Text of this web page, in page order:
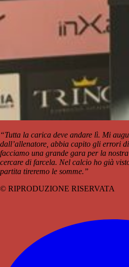
“Tutta la carica deve andare lì. Mi
dall’allenatore, abbia capito gli errori
facciamo una grande gara per la
cercare di farcela. Nel calcio ho già
partita tireremo le somme.”
© RIPRODUZIONE RISERVATA